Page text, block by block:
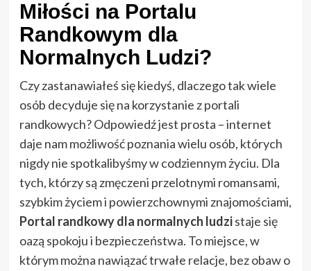
Miłości na Portalu
Randkowym dla
Normalnych Ludzi?
Czy zastanawiałeś się kiedyś, dlaczego tak wiele
osób decyduje się na korzystanie z portali
randkowych? Odpowiedź jest prosta – internet
daje nam możliwość poznania wielu osób, których
nigdy nie spotkalibyśmy w codziennym życiu. Dla
tych, którzy są zmęczeni przelotnymi romansami,
szybkim życiem i powierzchownymi znajomościami,
Portal randkowy dla normalnych ludzistaje się
oazą spokoju i bezpieczeństwa. To miejsce, w
którym można nawiązać trwałe relacje, bez obaw o